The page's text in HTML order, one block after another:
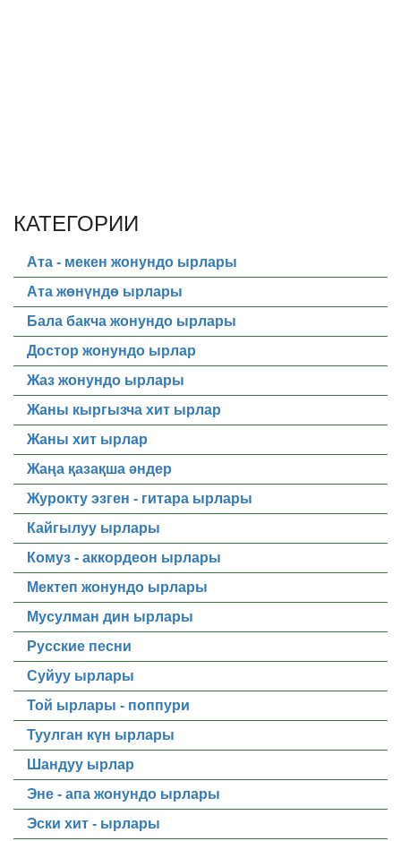
КАТЕГОРИИ
Ата - мекен жонундо ырлары
Ата жөнүндө ырлары
Бала бакча жонундо ырлары
Достор жонундо ырлар
Жаз жонундо ырлары
Жаны кыргызча хит ырлар
Жаны хит ырлар
Жаңа қазақша әндер
Журокту эзген - гитара ырлары
Кайгылуу ырлары
Комуз - аккордеон ырлары
Мектеп жонундо ырлары
Мусулман дин ырлары
Русские песни
Суйуу ырлары
Той ырлары - поппури
Туулган күн ырлары
Шандуу ырлар
Эне - апа жонундо ырлары
Эски хит - ырлары